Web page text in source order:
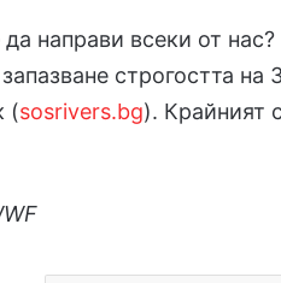
направи всеки от
строгостта на
(sosrivers.bg). Крайният